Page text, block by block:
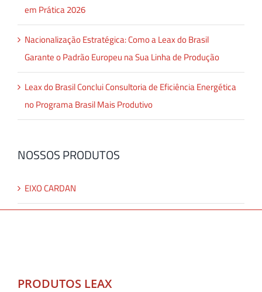
em Prática 2026
Nacionalização Estratégica: Como a Leax do Brasil
Garante o Padrão Europeu na Sua Linha de Produção
Leax do Brasil Conclui Consultoria de Eficiência Energética
no Programa Brasil Mais Produtivo
NOSSOS PRODUTOS
EIXO CARDAN
PRODUTOS LEAX